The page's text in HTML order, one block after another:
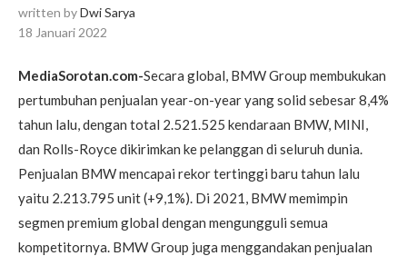
written byDwi Sarya
18 Januari 2022
MediaSorotan.com-Secara global, BMW Group membukukan
pertumbuhan penjualan year-on-year yang solid sebesar 8,4%
tahun lalu, dengan total 2.521.525 kendaraan BMW, MINI,
dan Rolls-Royce dikirimkan ke pelanggan di seluruh dunia.
Penjualan BMW mencapai rekor tertinggi baru tahun lalu
yaitu 2.213.795 unit (+9,1%). Di 2021, BMW memimpin
segmen premium global dengan mengungguli semua
kompetitornya. BMW Group juga menggandakan penjualan